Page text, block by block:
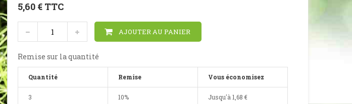
5,60 € TTC
AJOUTER AU PANIER
Remise sur la quantité
Quantité Remise Vous économisez
3 10% Jusqu'à 1,68 €